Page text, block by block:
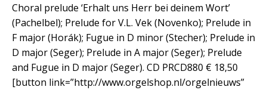
Choral prelude ‘Erhalt uns Herr bei deinem Wort’
(Pachelbel); Prelude for V.L. Vek (Novenko); Prelude in
F major (Horák); Fugue in D minor (Stecher); Prelude in
D major (Seger); Prelude in A major (Seger); Prelude
and Fugue in D major (Seger). CD PRCD880 € 18,50
[button link=”http://www.orgelshop.nl/orgelnieuws”